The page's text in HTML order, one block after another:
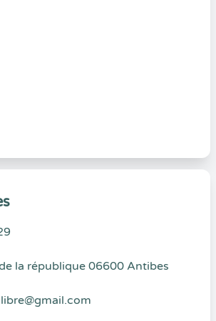
la république 06600 Antibes